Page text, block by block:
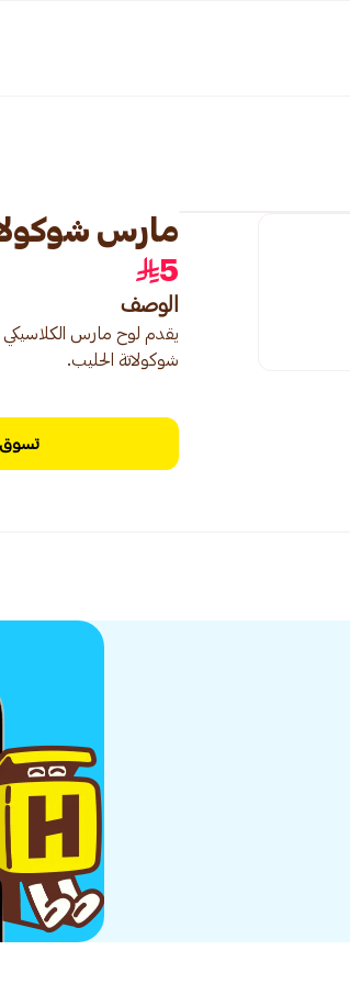
مارس شوكولاتة
5
الوصف
يقدم لوح مارس
شوكولاتة الحليب.
تسوق